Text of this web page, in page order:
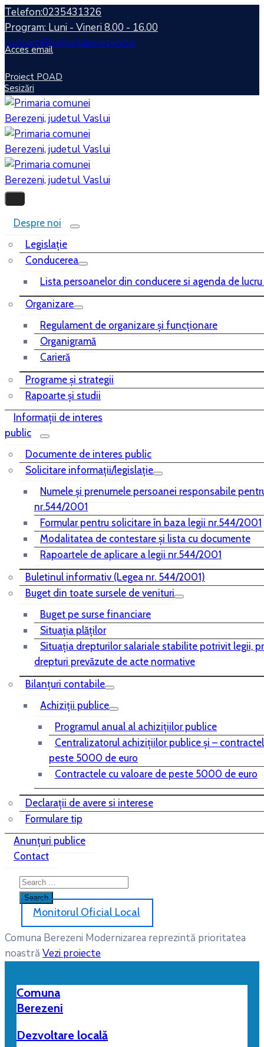
Telefon:0235431326
Program: Luni - Vineri 8.00 - 16.00
contact@primariaberezeni.ro
Acces email
Proiect POAD
Sesizări
Despre noi
Legislaţie
Conducerea
Lista persoanelor din conducere si agenda de
Organizare
Regulament de organizare și funcționare
Organigramă
Carieră
Programe și strategii
Rapoarte și studii
Informații de interes
public
Documente de interes public
Solicitare informații/legislație
Numele și prenumele persoanei responsabile
nr.544/2001
Formular pentru solicitare în baza legii nr.544/2001
Modalitatea de contestare și lista cu documente
Rapoartele de aplicare a legii nr.544/2001
Buletinul informativ (Legea nr. 544/2001)
Buget din toate sursele de venituri
Buget pe surse financiare
Situaţia plăţilor
Situaţia drepturilor salariale stabilite potrivit legii,
drepturi prevăzute de acte normative
Bilanţuri contabile
Achiziţii publice
Programul anual al achiziţiilor publice
Centralizatorul achiziţiilor publice şi –
peste 5000 de euro
Contractele cu valoare de peste 5000 de euro
Declarații de avere si interese
Formulare tip
Anunțuri publice
Contact
Monitorul Oficial Local
Comuna Berezeni Modernizarea reprezintă prioritatea
noastră Vezi proiecte
Comuna
Berezeni
Dezvoltare locală